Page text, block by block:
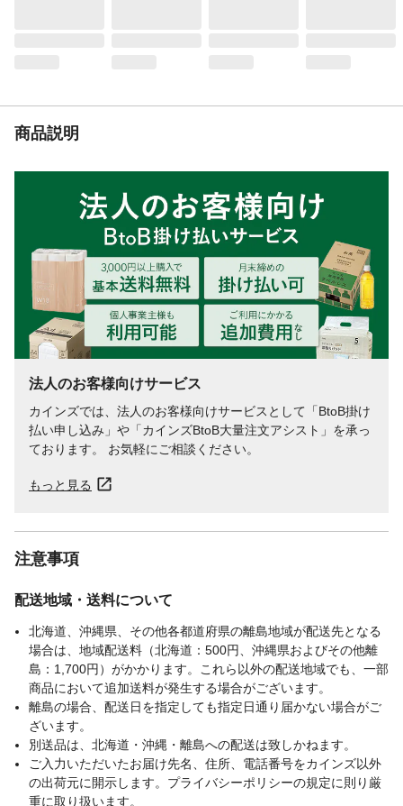
種類
水性
ニッペホームプロダクツ株式会社
株式会社カインズ
水
うすめ方
水で5%以内を目安にうすめてください
液性
水性
乾燥時間
●夏(30℃):約1時間●冬(10℃):約2時間●(塗り
重ねは、4時間以上あけてください)
使用可能な素材
屋内外の木部・鉄部・コンクリート・素焼
消防法分類
非危険物
塗り面積
1回塗り約1平方メートル
保管上の注意
残った塗料は、フタをし、直射日光や0℃以
下の場所を避けて保存してください。
商品説明
法人のお客様向けサービス
カインズでは、法人のお客様向けサービスとして「BtoB掛け
払い申し込み」や「カインズBtoB大量注文アシスト」を承っ
ております。 お気軽にご相談ください。
もっと見る
注意事項
配送地域・送料について
北海道、沖縄県、その他各都道府県の離島地域が配送先となる
場合は、地域配送料（北海道：500円、沖縄県およびその他離
島：1,700円）がかかります。これら以外の配送地域でも、一部
商品において追加送料が発生する場合がございます。
離島の場合、配送日を指定しても指定日通り届かない場合がご
ざいます。
別送品は、北海道・沖縄・離島への配送は致しかねます。
ご入力いただいたお届け先名、住所、電話番号をカインズ以外
の出荷元に開示します。プライバシーポリシーの規定に則り厳
重に取り扱います。